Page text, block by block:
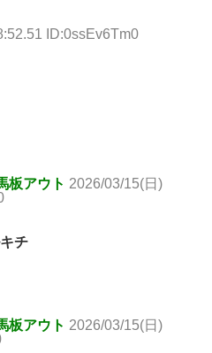
ID:0ssEv6Tm0
板アウト 2026/03/15(日)
チ
板アウト 2026/03/15(日)